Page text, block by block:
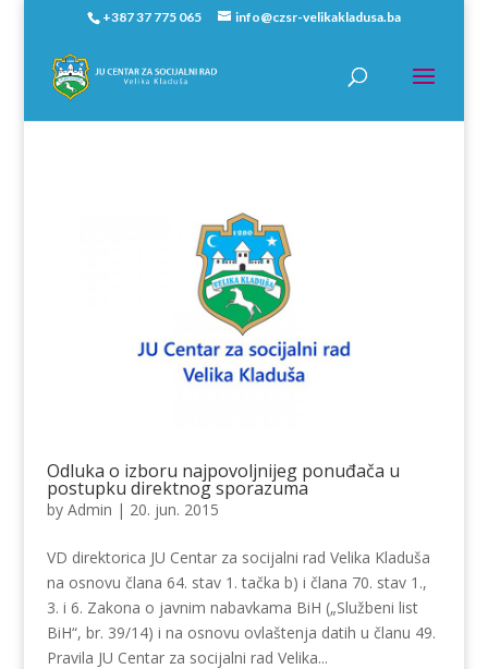
+387 37 775 065 info@czsr-velikakladusa.ba
Odluka o izboru najpovoljnijeg ponuđača u
postupku direktnog sporazuma
by Admin | 20. jun. 2015
VD direktorica JU Centar za socijalni rad Velika Kladuša
na osnovu člana 64. stav 1. tačka b) i člana 70. stav 1.,
3. i 6. Zakona o javnim nabavkama BiH („Službeni list
BiH“, br. 39/14) i na osnovu ovlaštenja datih u članu 49.
Pravila JU Centar za socijalni rad Velika...